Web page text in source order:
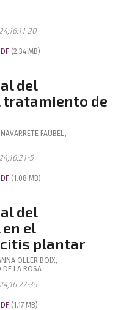
20
(2.34 MB)
del
tratamiento de
NAVARRETE FAUBEL,
5
(1.08 MB)
del
el
plantar
OLLER BOIX,
DE LA ROSA
35
(1.17 MB)